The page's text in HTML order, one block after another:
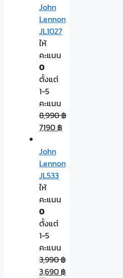
John
Lennon
JL1027
ให้
คะแนน
0
ตั้งแต่
1-5
คะแนน
8,990฿
7,190 ฿
John
Lennon
JL533
ให้
คะแนน
0
ตั้งแต่
1-5
คะแนน
3,990฿
3,690 ฿